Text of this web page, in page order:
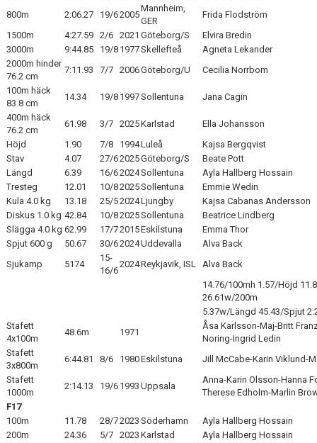
800m
2:06.27 19/62005
Mannheim,
GER
Frida Flodström
1500m
4:27.59 2/6 2021 Göteborg/S
Elvira Bredin
3000m
9:44.85 19/8 1977Skellefteå
Agneta Lekander
2000m hinder
76.2 cm
7:11.93 7/7 2006Göteborg/U
Cecilia Norrbom
100m häck
83.8 cm
14.34 19/8 1997Sollentuna
Jana Cagin
400m häck
76.2 cm
61.98 3/7 2025Karlstad
Ella Johansson
Höjd
1.90 7/8 1994Luleå
Kajsa Bergqvist
Stav
4.07 27/62025Göteborg/S
Beate Pott
Längd
6.39 16/62024Sollentuna
Ayla Hallberg Hossain
Tresteg
12.01 10/82025Sollentuna
Emmie Wedin
Kula 4.0 kg
13.18 25/52024Ljungby
Kajsa Cabanas Andersson
Diskus 1.0 kg 42.84 10/82025Sollentuna
Beatrice Lindberg
Slägga 4.0 kg 62.99 17/72015Eskilstuna
Emma Thor
Spjut 600 g
50.67 30/62024Uddevalla
Alva Back
Sjukamp
5174
15-
16/6
2024Reykjavik, ISL Alva Back
14.76/100mh 1.57/Höjd
26.61w/200m
5.37w/Längd 45.43/Spjut
Stafett
4x100m
48.6m 1971
Åsa Karlsson-Maj-Britt
Noring-Ingrid Ledin
Stafett
3x800m
6:44.81 8/6 1980Eskilstuna
Jill McCabe-Karin Viklund-
Stafett
1000m
2:14.13 19/6 1993 Uppsala
Anna-Karin Olsson-Hanna
Therese Edholm-Marlin
F17
100m
11.78 28/72023 Söderhamn
Ayla Hallberg Hossain
200m
24.36 5/7 2023 Karlstad Ayla Hallberg Hossain